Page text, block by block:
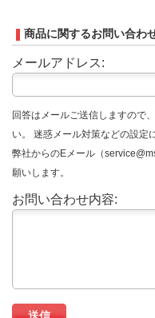
商品に関するお問い合わ
メールアドレス:
回答はメールご送信しますので
い。 迷惑メール対策などの設定
弊社からのEメール（
願いします。
お問い合わせ内容: